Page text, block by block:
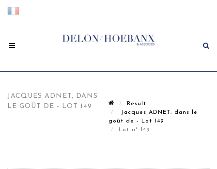
JACQUES ADNET, DANS
LE GOÛT DE - LOT 149
Result
Jacques ADNET, dans le
goût de - Lot 149
Lot n° 149